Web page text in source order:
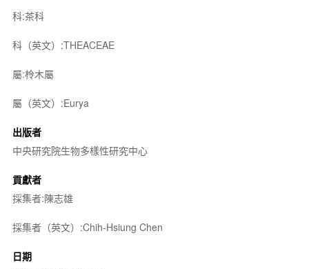
科:茶科
科（英文）:THEACEAE
屬:柃木屬
屬（英文）:Eurya
出版者
中央研究院生物多樣性研究中心
貢獻者
採集者:陳志雄
採集者（英文）:Chih-Hsiung Chen
日期